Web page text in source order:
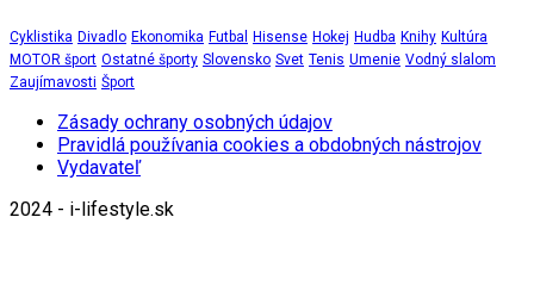
Cyklistika Divadlo Ekonomika Futbal Hisense Hokej Hudba Knihy Kultúra
MOTOR šport Ostatné športy Slovensko Svet Tenis Umenie Vodný slalom
Zaujímavosti Šport
Zásady ochrany osobných údajov
Pravidlá používania cookies a obdobných nástrojov
Vydavateľ
2024 - i-lifestyle.sk